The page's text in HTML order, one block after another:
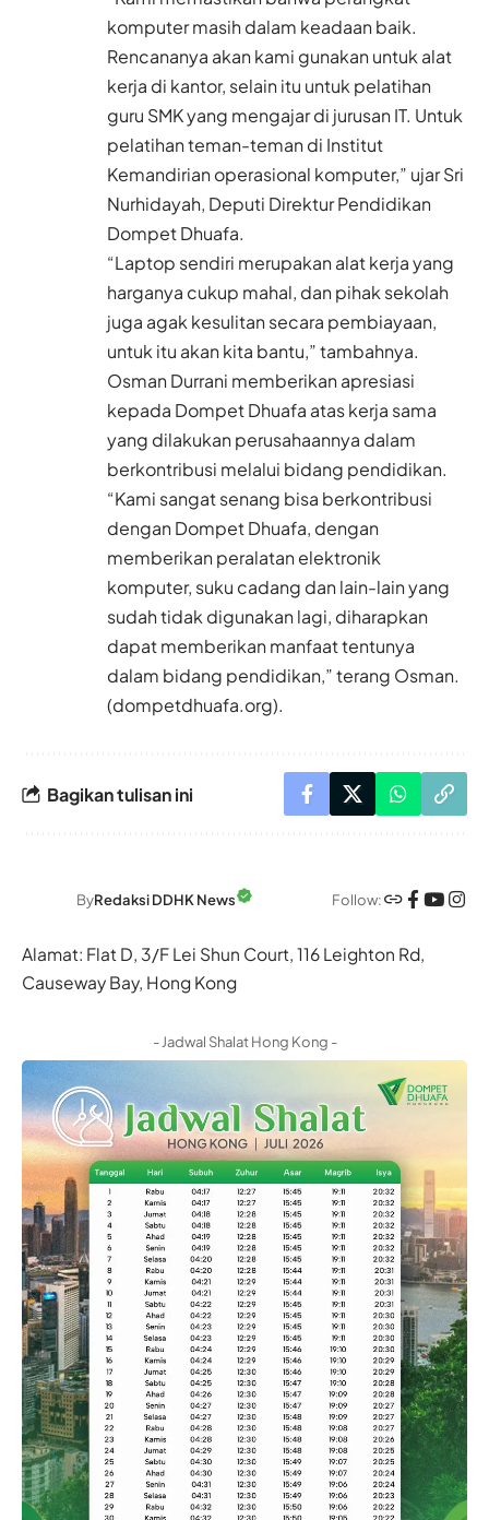
komputer masih dalam keadaan baik.
Rencananya akan kami gunakan untuk alat
kerja di kantor, selain itu untuk pelatihan
guru SMK yang mengajar di jurusan IT. Untuk
pelatihan teman-teman di Institut
Kemandirian operasional komputer,” ujar Sri
Nurhidayah, Deputi Direktur Pendidikan
Dompet Dhuafa.
“Laptop sendiri merupakan alat kerja yang
harganya cukup mahal, dan pihak sekolah
juga agak kesulitan secara pembiayaan,
untuk itu akan kita bantu,” tambahnya.
Osman Durrani memberikan apresiasi
kepada Dompet Dhuafa atas kerja sama
yang dilakukan perusahaannya dalam
berkontribusi melalui bidang pendidikan.
“Kami sangat senang bisa berkontribusi
dengan Dompet Dhuafa, dengan
memberikan peralatan elektronik
komputer, suku cadang dan lain-lain yang
sudah tidak digunakan lagi, diharapkan
dapat memberikan manfaat tentunya
dalam bidang pendidikan,” terang Osman.
(dompetdhuafa.org).
Bagikan tulisan ini
ByRedaksi DDHK News Follow:
Alamat: Flat D, 3/F Lei Shun Court, 116 Leighton Rd,
Causeway Bay, Hong Kong
- Jadwal Shalat Hong Kong -